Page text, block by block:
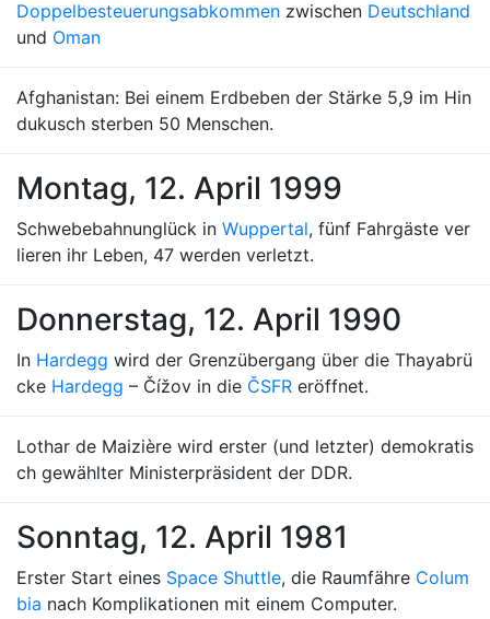
Doppelbesteuerungsabkommen zwischen Deutschland
und Oman
Afghanistan: Bei einem Erdbeben der Stärke 5,9 im Hin
dukusch sterben 50 Menschen.
Montag, 12. April 1999
Schwebebahnunglück in Wuppertal, fünf Fahrgäste ver
lieren ihr Leben, 47 werden verletzt.
Donnerstag, 12. April 1990
In Hardegg wird der Grenzübergang über die Thayabrü
cke Hardegg – Čížov in die ČSFR eröffnet.
Lothar de Maizière wird erster (und letzter) demokratis
ch gewählter Ministerpräsident der DDR.
Sonntag, 12. April 1981
Erster Start eines Space Shuttle, die Raumfähre Colum
bia nach Komplikationen mit einem Computer.